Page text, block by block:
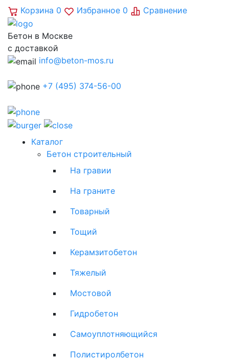
Корзина 0 Избранное 0 Сравнение
Бетон в Москве
с доставкой
info@beton-mos.ru
+7 (495) 374-56-00
Каталог
Бетон строительный
На гравии
На граните
Товарный
Тощий
Керамзитобетон
Тяжелый
Мостовой
Гидробетон
Самоуплотняющийся
Полистиролбетон